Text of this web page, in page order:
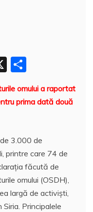
X
a
rt
a
z
ă
omului a raportat
prima dată două
3.000 de
printre care 74 de
făcută de
omului (OSDH),
largă de activiști,
Principalele